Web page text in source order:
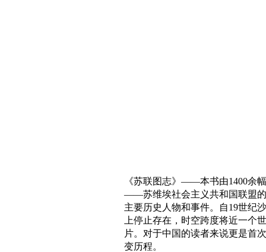
《苏联图志》——本书由1400余
——苏维埃社会主义共和国联盟的
主要历史人物和事件。自19世纪
上停止存在，时空跨度将近一个
片。对于中国的读者来说更是首
变历程。